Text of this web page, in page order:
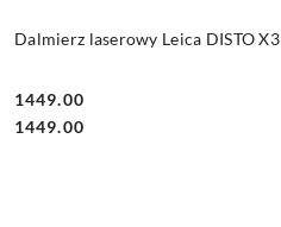
Dalmierz laserowy Leica DISTO X3
Cena:
1449.00
Cena:
1449.00